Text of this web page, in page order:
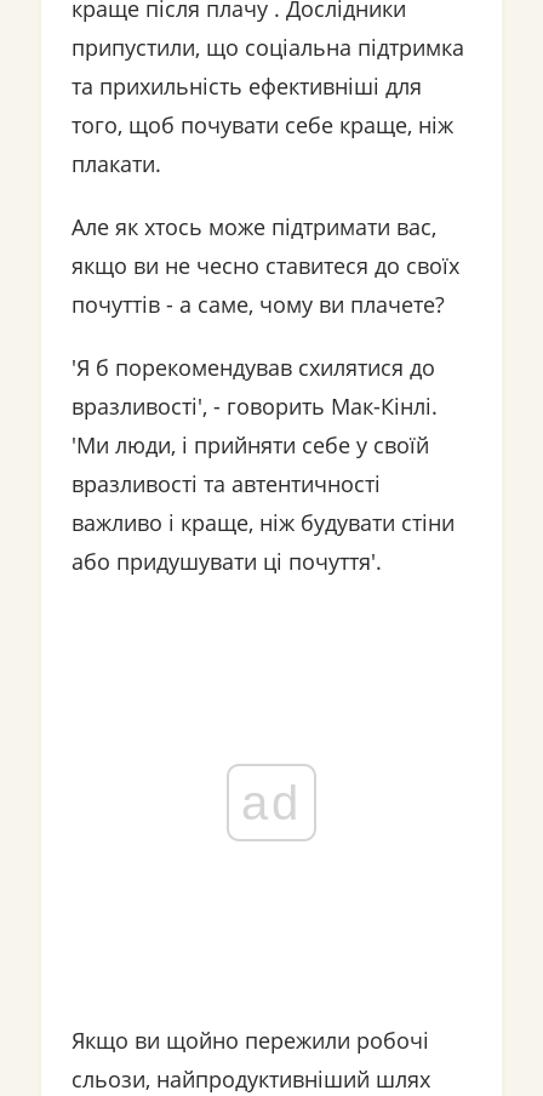
краще після плачу . Дослідники
припустили, що соціальна підтримка
та прихильність ефективніші для
того, щоб почувати себе краще, ніж
плакати.
Але як хтось може підтримати вас,
якщо ви не чесно ставитеся до своїх
почуттів - а саме, чому ви плачете?
'Я б порекомендував схилятися до
вразливості', - говорить Мак-Кінлі.
'Ми люди, і прийняти себе у своїй
вразливості та автентичності
важливо і краще, ніж будувати стіни
або придушувати ці почуття'.
ad
Якщо ви щойно пережили робочі
сльози, найпродуктивніший шлях